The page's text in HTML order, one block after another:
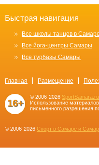
Быстрая навигация
Все школы танцев в Самаре
Все йога-центры Самары
Все турбазы Самары
Главная Размещение
16+
© 2006-2026 SportSamara.ru
Использование
письменного разрешения
© 2006-2026 Спорт в Самаре и